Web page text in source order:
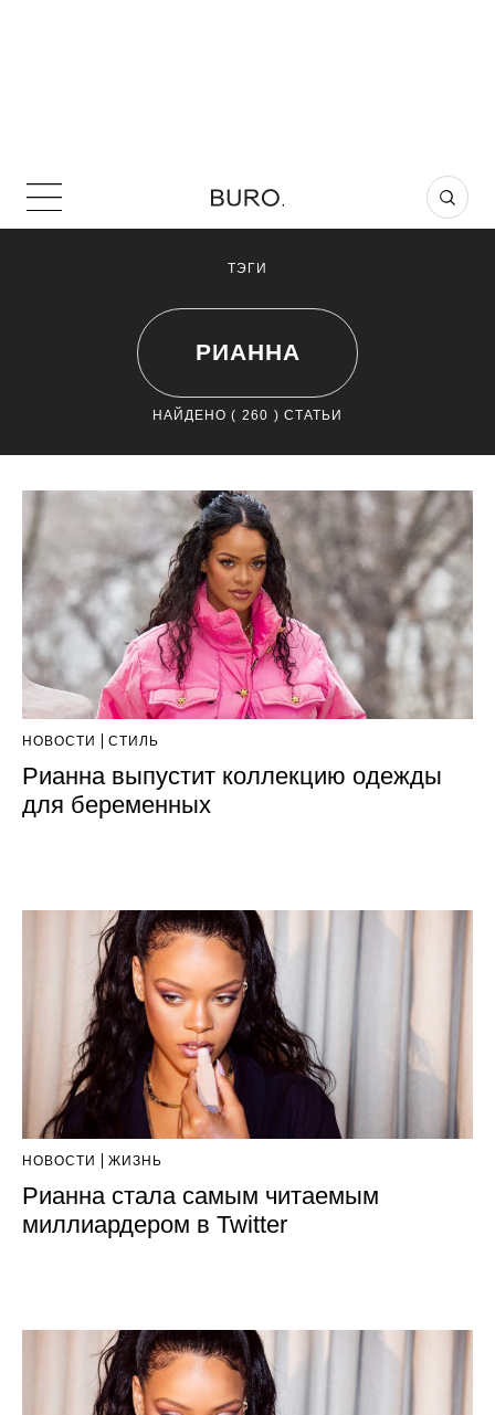
ТЭГИ
РИАННА
НАЙДЕНО ( 260 ) СТАТЬИ
НОВОСТИ СТИЛЬ
Рианна выпустит коллекцию одежды
для беременных
НОВОСТИ ЖИЗНЬ
Рианна стала самым читаемым
миллиардером в Twitter